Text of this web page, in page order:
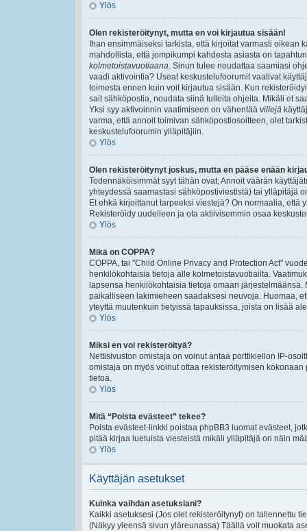
Ylös
Olen rekisteröitynyt, mutta en voi kirjautua sisään!
Ihan ensimmäiseksi tarkista, että kirjoitat varmasti
mahdollista, että jompikumpi kahdesta asiasta on
kolmetoistavuotiaana. Sinun tulee noudattaa saamiasi
vaadi aktivointia? Useat keskustelufoorumit vaativat
toimesta ennen kuin voit kirjautua sisään. Kun
sait sähköpostia, noudata siinä tulleita ohjeita. Mikäli et
Yksi syy aktivoinnin vaatimiseen on vähentää villejä
varma, että annoit toimivan sähköpostiosoitteen, olet
keskustelufoorumin ylläpitäjiin.
Ylös
Olen rekisteröitynyt joskus, mutta en pääse enään
Todennäköisimmät syyt tähän ovat; Annoit väärän
yhteydessä saamastasi sähköpostiviestistä) tai ylläpitäjä
Et ehkä kirjoittanut tarpeeksi viestejä? On normaalia,
Rekisteröidy uudelleen ja ota aktiivisemmin osaa
Ylös
Mikä on COPPA?
COPPA, tai "Child Online Privacy and Protection Act"
henkilökohtaisia tietoja alle kolmetoistavuotiailta.
lapsensa henkilökohtaisia tietoja omaan
paikalliseen lakimieheen saadaksesi neuvoja. Huomaa,
yteyttä muutenkuin tietyissä tapauksissa, joista on lisää
Ylös
Miksi en voi rekisteröityä?
Nettisivuston omistaja on voinut antaa porttikiellon IP-
omistaja on myös voinut ottaa rekisteröitymisen
tietoa.
Ylös
Mitä “Poista evästeet” tekee?
Poista evästeet-linkki poistaa phpBB3 luomat evästeet,
pitää kirjaa luetuista viesteistä mikäli ylläpitäjä on näin
Ylös
Käyttäjän asetukset
Kuinka vaihdan asetuksiani?
Kaikki asetuksesi (Jos olet rekisteröitynyt) on tallennettu
(Näkyy yleensä sivun yläreunassa) Täällä voit muokata